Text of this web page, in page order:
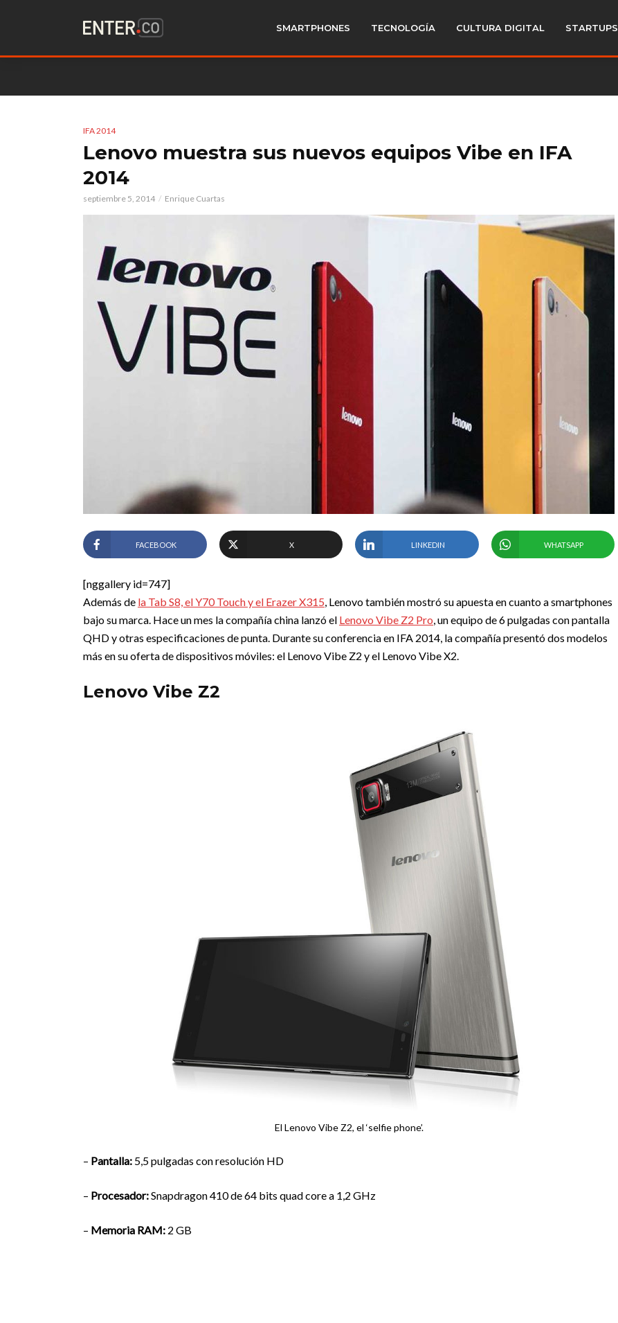
SMARTPHONES TECNOLOGÍA CULTURA DIGITAL STARTUPS
IFA 2014
Lenovo muestra sus nuevos equipos Vibe en IFA
2014
septiembre 5, 2014 Enrique Cuartas
FACEBOOK X LINKEDIN WHATSAPP
[nggallery id=747]
Además de la Tab S8, el Y70 Touch y el Erazer X315, Lenovo también mostró su apuesta en cuanto a smartphones
bajo su marca. Hace un mes la compañía china lanzó el Lenovo Vibe Z2 Pro, un equipo de 6 pulgadas con pantalla
QHD y otras especificaciones de punta. Durante su conferencia en IFA 2014, la compañía presentó dos modelos
más en su oferta de dispositivos móviles: el Lenovo Vibe Z2 y el Lenovo Vibe X2.
Lenovo Vibe Z2
El Lenovo Vibe Z2, el ‘selfie phone’.
– Pantalla: 5,5 pulgadas con resolución HD
– Procesador:Snapdragon 410 de 64 bits quad core a 1,2 GHz
– Memoria RAM: 2 GB